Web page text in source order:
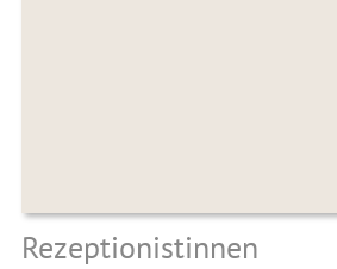
Rezeptionistinnen